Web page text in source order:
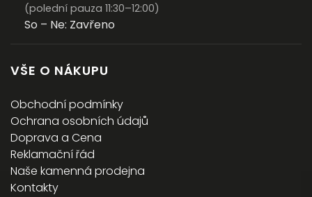
(polední pauza 11:30–12:00)
So – Ne: Zavřeno
VŠE O NÁKUPU
Obchodní podmínky
Ochrana osobních údajů
Doprava a Cena
Reklamační řád
Naše kamenná prodejna
Kontakty